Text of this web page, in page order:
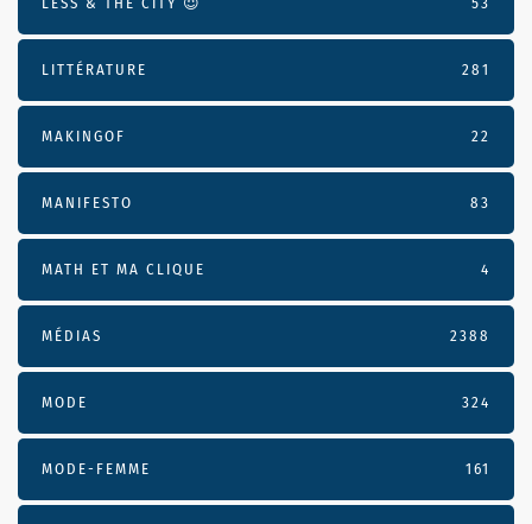
LITTÉRATURE 281
MAKINGOF 22
MANIFESTO 83
MATH ET MA CLIQUE 4
MÉDIAS 2388
MODE 324
MODE-FEMME 161